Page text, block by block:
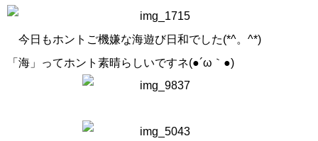
今日もホントご機嫌な海遊び日和でした(*^。^*)
「海」ってホント素晴らしいですネ(●´ω｀●)